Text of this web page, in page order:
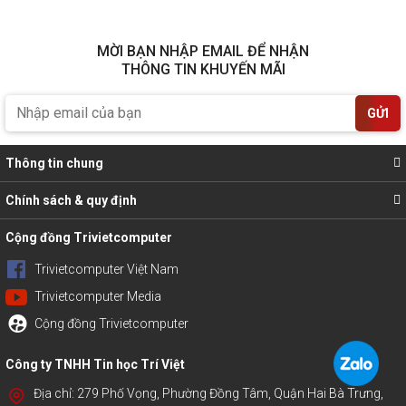
MỜI BẠN NHẬP EMAIL ĐỂ NHẬN
THÔNG TIN KHUYẾN MÃI
GỬI
Thông tin chung
Chính sách & quy định
Cộng đồng Trivietcomputer
Trivietcomputer Việt Nam
Trivietcomputer Media
Cộng đồng Trivietcomputer
Công ty TNHH Tin học Trí Việt
Địa chỉ: 279 Phố Vọng, Phường Đồng Tâm, Quận Hai Bà Trưng,